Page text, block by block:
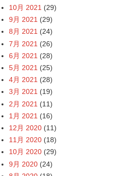
10月 2021 (29)
9月 2021 (29)
8月 2021 (24)
7月 2021 (26)
6月 2021 (28)
5月 2021 (25)
4月 2021 (28)
3月 2021 (19)
2月 2021 (11)
1月 2021 (16)
12月 2020 (11)
11月 2020 (18)
10月 2020 (29)
9月 2020 (24)